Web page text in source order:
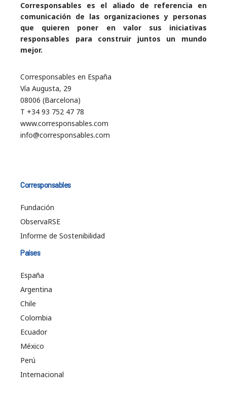
Corresponsables es el aliado de referencia en
comunicación de las organizaciones y personas
que quieren poner en valor sus iniciativas
responsables para construir juntos un mundo
mejor.
Corresponsables en España
Vía Augusta, 29
08006 (Barcelona)
T +34 93 752 47 78
www.corresponsables.com
info@corresponsables.com
Corresponsables
Fundación
ObservaRSE
Informe de Sostenibilidad
Países
España
Argentina
Chile
Colombia
Ecuador
México
Perú
Internacional